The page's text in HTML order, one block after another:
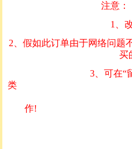
注意：
1、改变商品数量
2、假如此订单由
买的邮品的“
3、可在“
类 方式告之
作!